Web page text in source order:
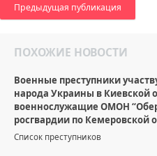
Предыдущая публикация
ПОХОЖИЕ НОВОСТИ
Военные преступники
народа Украины в Киевской
военнослужащие ОМОН
росгвардии по Кемеровской
Список преступников